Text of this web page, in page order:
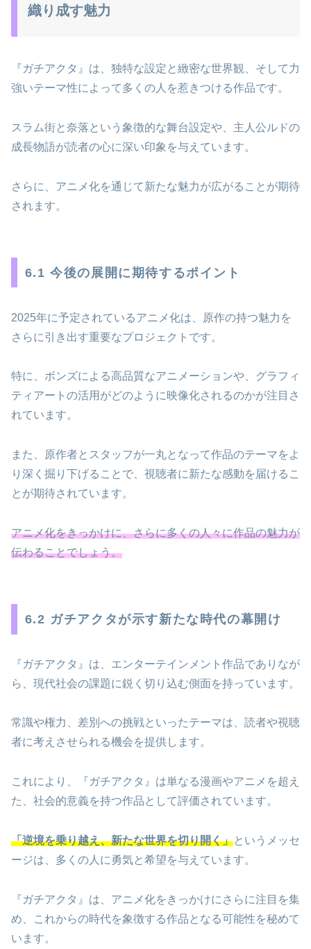
織り成す魅力
『ガチアクタ』は、独特な設定と緻密な世界観、そして力
強いテーマ性によって多くの人を惹きつける作品です。
スラム街と奈落という象徴的な舞台設定や、主人公ルドの
成長物語が読者の心に深い印象を与えています。
さらに、アニメ化を通じて新たな魅力が広がることが期待
されます。
6.1 今後の展開に期待するポイント
2025年に予定されているアニメ化は、原作の持つ魅力を
さらに引き出す重要なプロジェクトです。
特に、ボンズによる高品質なアニメーションや、グラフィ
ティアートの活用がどのように映像化されるのかが注目さ
れています。
また、原作者とスタッフが一丸となって作品のテーマをよ
り深く掘り下げることで、視聴者に新たな感動を届けるこ
とが期待されています。
アニメ化をきっかけに、さらに多くの人々に作品の魅力が
伝わることでしょう。
6.2 ガチアクタが示す新たな時代の幕開け
『ガチアクタ』は、エンターテインメント作品でありなが
ら、現代社会の課題に鋭く切り込む側面を持っています。
常識や権力、差別への挑戦といったテーマは、読者や視聴
者に考えさせられる機会を提供します。
これにより、『ガチアクタ』は単なる漫画やアニメを超え
た、社会的意義を持つ作品として評価されています。
「逆境を乗り越え、新たな世界を切り開く」というメッセ
ージは、多くの人に勇気と希望を与えています。
『ガチアクタ』は、アニメ化をきっかけにさらに注目を集
め、これからの時代を象徴する作品となる可能性を秘めて
います。